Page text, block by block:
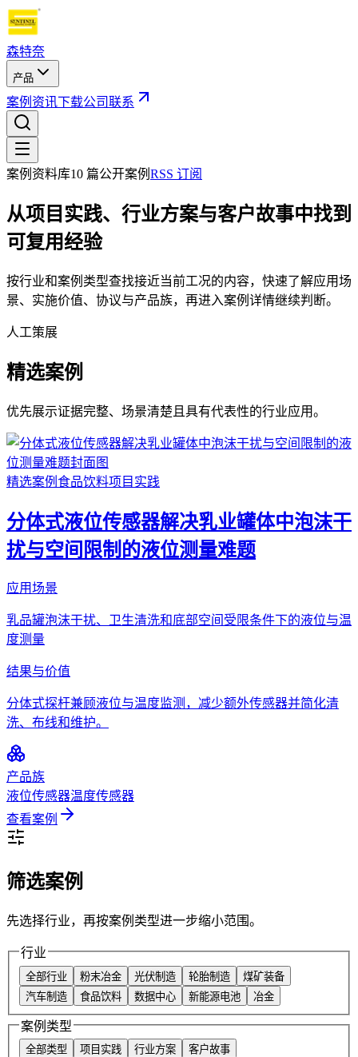
森特奈
产品
案例 资讯下载公司联系
案例资料库10 篇公开案例 RSS 订阅
从项目实践、行业方案与客户故事中找到
可复用经验
按行业和案例类型查找接近当前工况的内容，快速了解应用场
景、实施价值、协议与产品族，再进入案例详情继续判断。
人工策展
精选案例
优先展示证据完整、场景清楚且具有代表性的行业应用。
精选案例 食品饮料项目实践
分体式液位传感器解决乳业罐体中泡沫干
扰与空间限制的液位测量难题
应用场景
乳品罐泡沫干扰、卫生清洗和底部空间受限条件下的液位与温
度测量
结果与价值
分体式探杆兼顾液位与温度监测，减少额外传感器并简化清
洗、布线和维护。
产品族
液位传感器温度传感器
查看案例
筛选案例
先选择行业，再按案例类型进一步缩小范围。
行业
全部行业 粉末冶金 光伏制造 轮胎制造
煤矿装备
汽车制造
食品饮料 数据中心 新能源电池 冶金
案例类型
全部类型 项目实践 行业方案 客户故事